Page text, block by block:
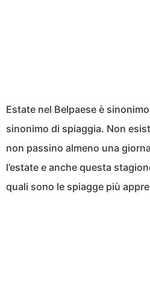
Estate nel Belpaese è
sinonimo di spiaggia. Non
non passino almeno una
l’estate e anche questa
quali sono le spiagge più